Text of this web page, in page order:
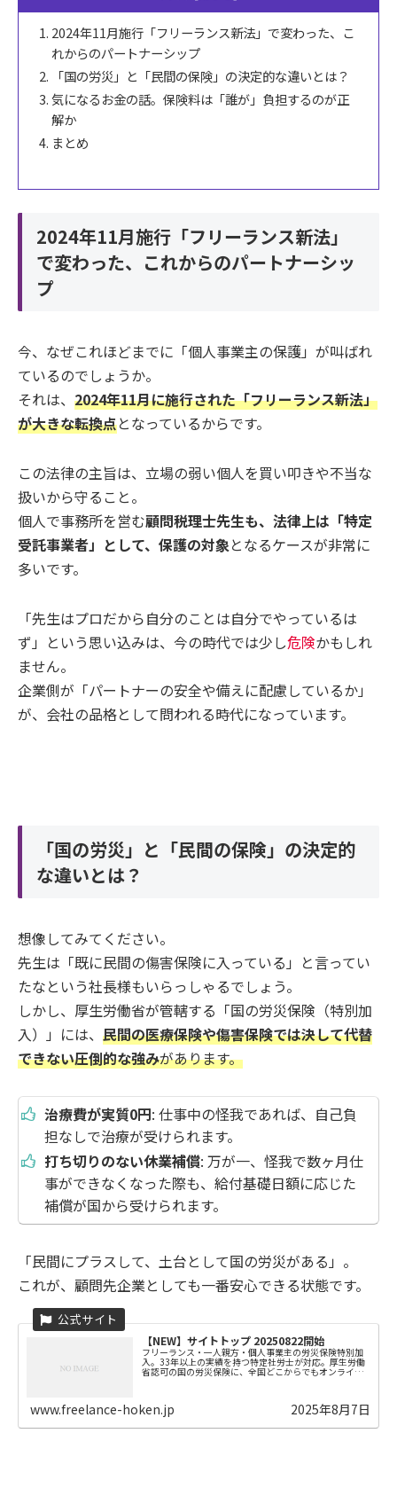
2024年11月施行「フリーランス新法」で変わった、こ
れからのパートナーシップ
「国の労災」と「民間の保険」の決定的な違いとは？
気になるお金の話。保険料は「誰が」負担するのが正
解か
まとめ
2024年11月施行「フリーランス新法」
で変わった、これからのパートナーシッ
プ
今、なぜこれほどまでに「個人事業主の保護」が叫ばれ
ているのでしょうか。
それは、 2024年11月に施行された「フリーランス新法」
が大きな転換点となっているからです。
この法律の主旨は、立場の弱い個人を買い叩きや不当な
扱いから守ること。
個人で事務所を営む顧問税理士先生も、法律上は「特定
受託事業者」として、保護の対象となるケースが非常に
多いです。
「先生はプロだから自分のことは自分でやっているは
ず」という思い込みは、今の時代では少し危険かもしれ
ません。
企業側が「パートナーの安全や備えに配慮しているか」
が、会社の品格として問われる時代になっています。
「国の労災」と「民間の保険」の決定的
な違いとは？
想像してみてください。
先生は「既に民間の傷害保険に入っている」と言ってい
たなという社長様もいらっしゃるでしょう。
しかし、厚生労働省が管轄する「国の労災保険（特別加
入）」には、 民間の医療保険や傷害保険では決して代替
できない圧倒的な強みがあります。
治療費が実質0円: 仕事中の怪我であれば、自己負
担なしで治療が受けられます。
打ち切りのない休業補償: 万が一、怪我で数ヶ月仕
事ができなくなった際も、給付基礎日額に応じた
補償が国から受けられます。
「民間にプラスして、土台として国の労災がある」。
これが、顧問先企業としても一番安心できる状態です。
【NEW】サイトトップ 20250822開始
フリーランス・一人親方・個人事業主の労災保険特別加
入。33年以上の実績を持つ特定社労士が対応。厚生労働
省認可の国の労災保険に、全国どこからでもオンライン
www.freelance-hoken.jp 2025年8月7日